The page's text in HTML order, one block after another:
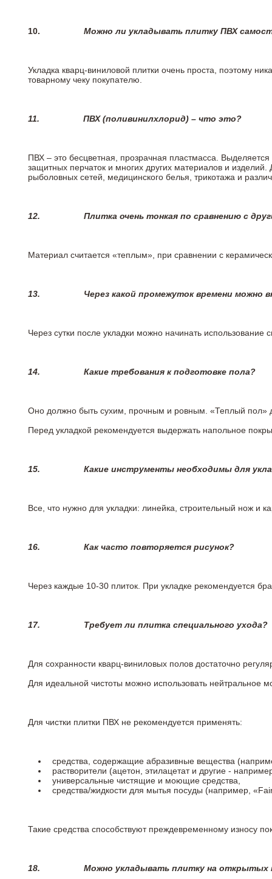
10. Можно ли укладывать плитку ПВХ
Укладка кварц-виниловой плитки очень проста, поэтому
товарному чеку покупателю.
11. ПВХ (поливинилхлорид) – что это?
ПВХ – это бесцветная, прозрачная пластмасса.
защитных перчаток и многих других материалов и
рыболовных сетей, медицинского белья, трикотажа и
12. Плитка очень тонкая по сравнению с
Материал считается «теплым», при сравнении с
13. Через какой промежуток времени можно
Через сутки после укладки можно начинать
14. Какие требования к подготовке пола?
Оно должно быть сухим, прочным и ровным. «Теплый пол»
Перед укладкой рекомендуется выдержать напольное
15. Какие инструменты необходимы для
Все, что нужно для укладки: линейка, строительный нож и
16. Как часто повторяется рисунок?
Через каждые 10-30 плиток. При укладке рекомендуется
17. Требует ли плитка специального ухода?
Для сохранности кварц-виниловых полов достаточно
Для идеальной чистоты можно использовать
Для чистки плитки ПВХ не рекомендуется применять:
средства, содержащие абразивные вещества
растворители (ацетон, этилацетат и другие -
универсальные чистящие и моющие средства,
средства/жидкости для мытья посуды (например,
Такие средства способствуют преждевременному износу
18. Можно укладывать плитку на открытых